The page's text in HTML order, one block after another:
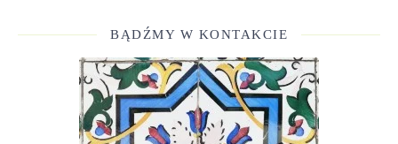
BĄDŹMY W KONTAKCIE